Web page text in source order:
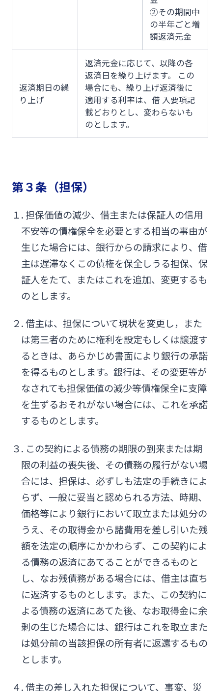
②その期間中
の半年ごと増
額返済元金
返済期日の繰
り上げ
返済元金に応じて、以降の各
返済日を繰り上げます。 この
場合にも、繰り上げ返済後に
適用する利率は、借 入要項記
載どおりとし、変わらないも
のとします。
第３条（担保）
１. 担保価値の減少、借主または保証人の信用
不安等の債権保全を必要とする相当の事由が
生じた場合には、銀行からの請求により、借
主は遅滞なくこの債権を保全しうる担保、保
証人をたて、またはこれを追加、変更するも
のとします。
２. 借主は、担保について現状を変更し，また
は第三者のために権利を設定もしくは譲渡す
るときは、あらかじめ書面により銀行の承諾
を得るものとします。銀行は、その変更等が
なされても担保価値の減少等債権保全に支障
を生ずるおそれがない場合には、これを承諾
するものとします。
３. この契約による債務の期限の到来または期
限の利益の喪失後、その債務の履行がない場
合には、担保は、必ずしも法定の手続きによ
らず、一般に妥当と認められる方法、時期、
価格等により銀行において取立または処分の
うえ、その取得金から諸費用を差し引いた残
額を法定の順序にかかわらず、この契約によ
る債務の返済にあてることができるものと
し、なお残債務がある場合には、借主は直ち
に返済するものとします。また、この契約に
よる債務の返済にあてた後、なお取得金に余
剰の生じた場合には、銀行はこれを取立また
は処分前の当該担保の所有者に返還するもの
とします。
４. 借主の差し入れた担保について、事変、災